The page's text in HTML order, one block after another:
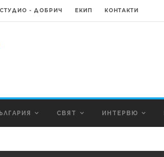
- ДОБРИЧ ЕКИП КОНТАКТИ
СВЯТ ИНТЕРВЮ